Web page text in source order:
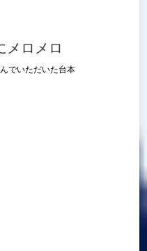
メロメロ
でいただいた台本